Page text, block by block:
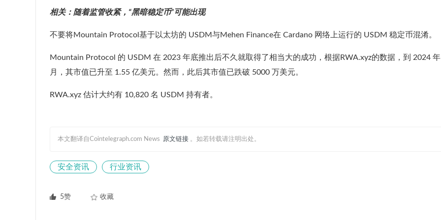
相关： 随着监管收紧，“黑暗稳定币”可能出现
不要将Mountain Protocol 基于以太坊的 USDM与Mehen Finance在 Cardano 网络上运行的 USDM 稳定币混淆。
Mountain Protocol 的 USDM 在 2023 年底推出后不久就取得了相当大的成功，根据RWA.xyz的数据，到 2024
月，其市值已升至 1.55 亿美元。然而，此后其市值已跌破 5000 万美元。
RWA.xyz 估计大约有 10,820 名 USDM 持有者。
本文翻译自Cointelegraph.com News 原文链接 。如若转载请注明出处。
安全资讯 行业资讯
5赞 收藏